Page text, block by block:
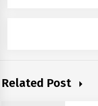
Related Post